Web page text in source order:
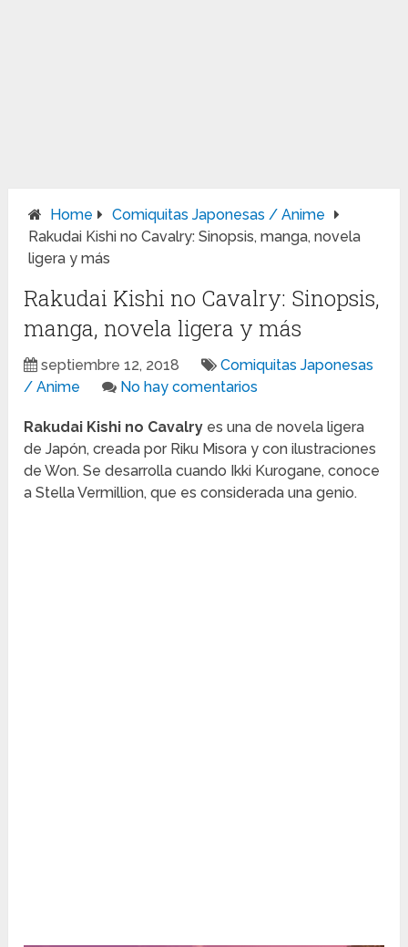
Home
Comiquitas Japonesas / Anime
Rakudai Kishi no Cavalry: Sinopsis, manga, novela
ligera y más
Rakudai Kishi no Cavalry: Sinopsis,
manga, novela ligera y más
septiembre 12, 2018
Comiquitas Japonesas
/ Anime
No hay comentarios
Rakudai Kishi no Cavalry es una de novela ligera
de Japón, creada por Riku Misora y con ilustraciones
de Won. Se desarrolla cuando Ikki Kurogane, conoce
a Stella Vermillion, que es considerada una genio.